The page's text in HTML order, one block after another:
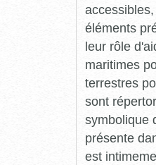
éléments
leur rôle
maritimes
terrestres
sont
symbolique
présente
est